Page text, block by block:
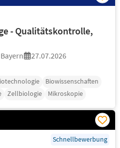
- Qualitätskontrolle,
27.07.2026
Biowissenschaften
Zellbiologie Mikroskopie
Schnellbewerbung